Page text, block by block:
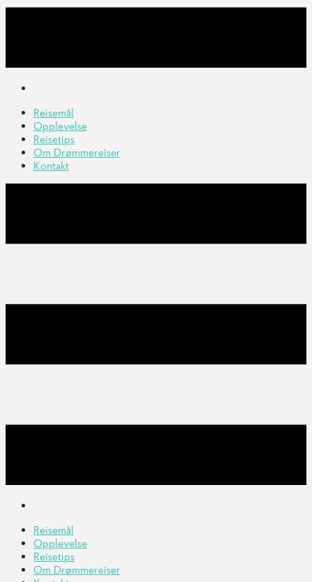
Reisemål
Opplevelse
Reisetips
Om Drømmereiser
Kontakt
Reisemål
Opplevelse
Reisetips
Om Drømmereiser